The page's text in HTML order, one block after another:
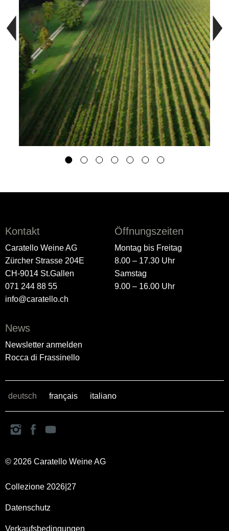
Kontakt
Caratello Weine AG
Zürcher Strasse 204E
CH-9014 St.Gallen
071 244 88 55
info@caratello.ch
Öffnungszeiten
Montag bis Freitag
8.00 – 17.30 Uhr
Samstag
9.00 – 16.00 Uhr
News
Newsletter anmelden
Rocca di Frassinello
deutsch français italiano
© 2026 Caratello Weine AG
Collezione 2026|27
Datenschutz
Verkaufsbedingungen